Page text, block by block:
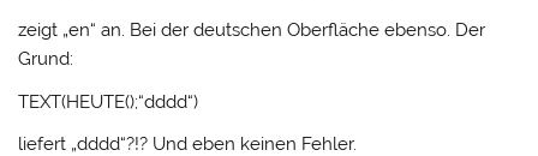
zeigt „en“ an. Bei der deutschen Oberfläche ebenso. Der
Grund:
TEXT(HEUTE();“dddd“)
liefert „dddd“?!? Und eben keinen Fehler.